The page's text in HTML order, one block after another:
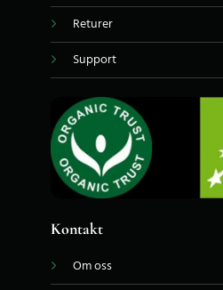
Returer
Support
Kontakt
Om oss